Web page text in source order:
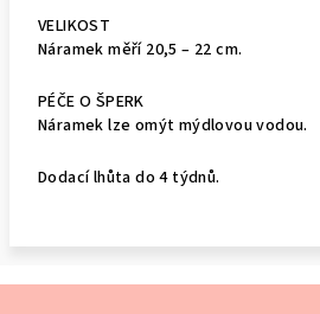
VELIKOST
Náramek měří 20,5 – 22 cm.
PÉČE O ŠPERK
Náramek lze omýt mýdlovou vodou.
Dodací lhůta do 4 týdnů.